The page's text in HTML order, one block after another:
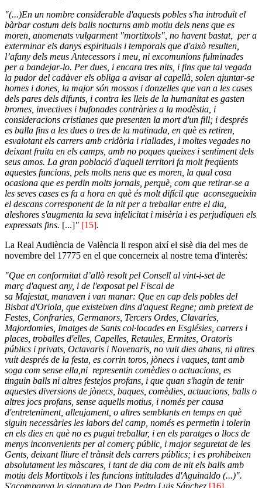
"(...)En un nombre considerable d'aquests pobles s'ha introduït el
bàrbar costum dels balls nocturns amb motiu dels nens que es
moren, anomenats vulgarment "mortitxols", no havent bastat, per a
exterminar els danys espirituals i temporals que d'això resulten,
l’afany dels meus Antecessors i meu, ni excomunions fulminades
per a bandejar-lo. Per dues, i encara tres nits, i fins que tal vegada
la pudor del cadàver els obliga a avisar al capellà, solen ajuntar-se
homes i dones, la major són mossos i donzelles que van a les cases
dels pares dels difunts, i contra les lleis de la humanitat es gasten
bromes, invectives i bufonades contràries a la modèstia, i
consideracions cristianes que presenten la mort d'un fill; i després
es balla fins a les dues o tres de la matinada, en què es retiren,
esvalotant els carrers amb cridòria i riallades, i moltes vegades no
deixant fruita en els camps, amb no poques queixes i sentiment dels
seus amos. La gran població d'aquell territori fa molt freqüents
aquestes funcions, pels molts nens que es moren, la qual cosa
ocasiona que es perdin molts jornals, perquè, com que retirar-se a
les seves cases es fa a hora en què és molt difícil que aconsegueixin
el descans corresponent de la nit per a treballar entre el dia,
aleshores s'augmenta la seva infelicitat i misèria i es perjudiquen els
expressats fins. [...]" [15].
La Real Audiència de València li respon així el sisè dia del mes de
novembre del 17775 en el que concerneix al nostre tema d'interès:
"Que en conformitat d’allò resolt pel Consell al vint-i-set de
març d'aquest any, i de l'exposat pel Fiscal de
sa Majestat, manaven i van manar: Que en cap dels pobles del
Bisbat d'Oriola, que existeixen dins d'aquest Regne; amb pretext de
Festes, Confraries, Germanors, Tercers Ordes, Clavaries,
Majordomies, Imatges de Sants col·locades en Esglésies, carrers i
places, troballes d'elles, Capelles, Retaules, Ermites, Oratoris
públics i privats, Octavaris i Novenaris, no vuit dies abans, ni altres
vuit després de la festa, es corrin toros, jònecs i vaques, tant amb
soga com sense ella,ni representin comèdies o actuacions, es
tinguin balls ni altres festejos profans, i que quan s'hagin de tenir
aquestes diversions de jònecs, baques, comèdies, actuacions, balls o
altres jocs profans, sense aquells motius, i només per causa
d'entreteniment, alleujament, o altres semblants en temps en què
siguin necessàries les labors del camp, només es permetin i tolerin
en els dies en què no es pugui treballar, i en els paratges o llocs de
menys inconvenients per al comerç públic, i major seguretat de les
Gents, deixant lliure el trànsit dels carrers públics; i es prohibeixen
absolutament les màscares, i tant de dia com de nit els balls amb
motiu dels Mortitxols i les funcions intitulades d'Aguinaldo (...)".
S'acompanya la signatura de Don Pedro Luis Sánchez [16].